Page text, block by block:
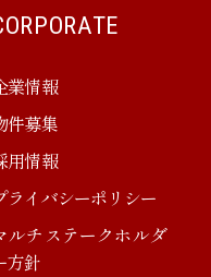
業情報
件募集
用情報
ライバシーポリシー
ルチステークホルダ
方針